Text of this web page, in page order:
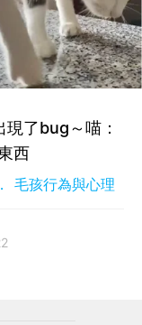
了bug～喵：
西
毛孩行為與心理